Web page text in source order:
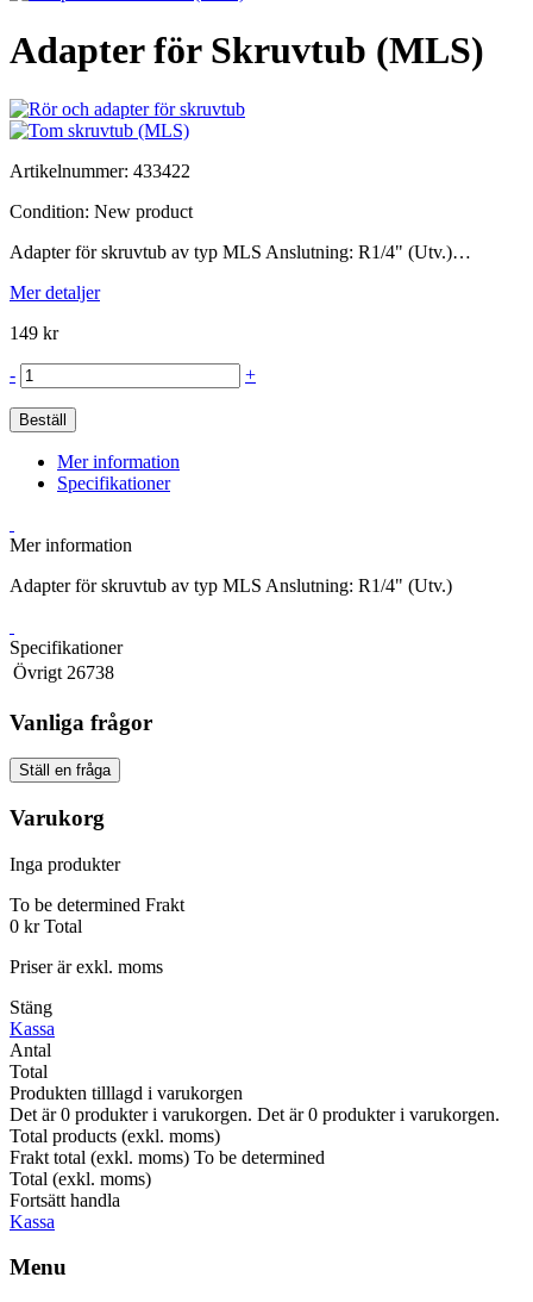
Adapter för Skruvtub (MLS)
Artikelnummer: 433422
Condition: New product
Adapter för skruvtub av typ MLS Anslutning: R1/4" (Utv.)…
Mer detaljer
149 kr
- +
Beställ
Mer information
Specifikationer
Mer information
Adapter för skruvtub av typ MLS Anslutning: R1/4" (Utv.)
Specifikationer
Övrigt 26738
Vanliga frågor
Ställ en fråga
Varukorg
Inga produkter
To be determined Frakt
0 kr Total
Priser är exkl. moms
Stäng
Kassa
Antal
Total
Produkten tilllagd i varukorgen
Det är0 produkter i varukorgen. Det är0 produkter i varukorgen.
Total products (exkl. moms)
Frakt total (exkl. moms) To be determined
Total (exkl. moms)
Fortsätt handla
Kassa
Menu